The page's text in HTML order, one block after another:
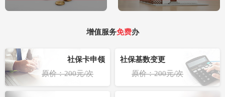
增值服务免费办
社保卡申领
原价：200元/次
社保基数变更
原价：200元/次